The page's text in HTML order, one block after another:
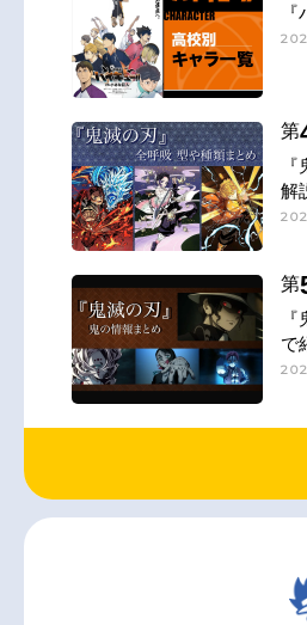
第
解
第
で